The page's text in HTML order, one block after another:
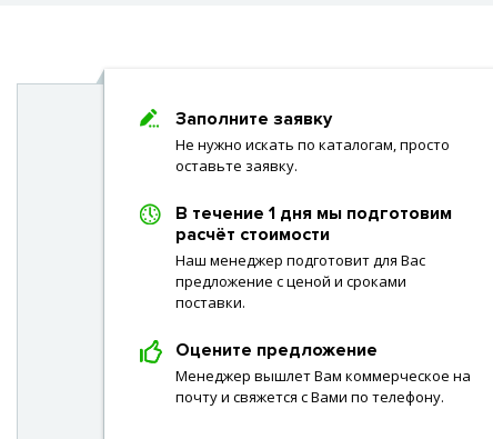
Заполните заявку
Не нужно искать по каталогам, просто
оставьте заявку.
В течение 1 дня мы подготовим
расчёт стоимости
Наш менеджер подготовит для Вас
предложение с ценой и сроками
поставки.
Оцените предложение
Менеджер вышлет Вам коммерческое на
почту и свяжется с Вами по телефону.